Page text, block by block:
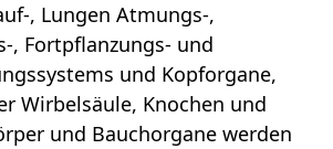
, Lungen Atmungs-,
, Fortpflanzungs- und
und Kopforgane,
Wirbelsäule, Knochen und
und Bauchorgane werden